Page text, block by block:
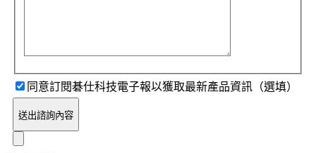
同意訂閱碁仕科技電子報以獲取最新產品資訊（選填）
送出諮詢內容